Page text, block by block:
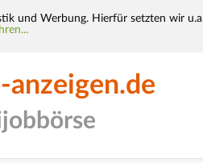
und Werbung. Hierfür setzten wir